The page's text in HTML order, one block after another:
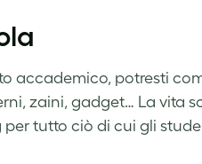
accademico, potresti
zaini, gadget… La vita
tutto ciò di cui gli